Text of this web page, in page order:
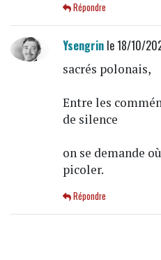
Répondre
Ysengrinle 18/10/
sacrés polonais,
Entre les
de silence
on se demande
picoler.
Répondre